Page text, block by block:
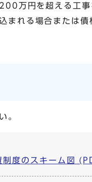
万円を超える工
まれる場合または
。
制度のスキーム図